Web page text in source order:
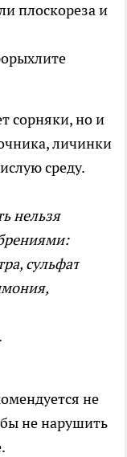
плоскореза и
сорняки, но и
личинки
среду.
нельзя
сульфат
не
не нарушить